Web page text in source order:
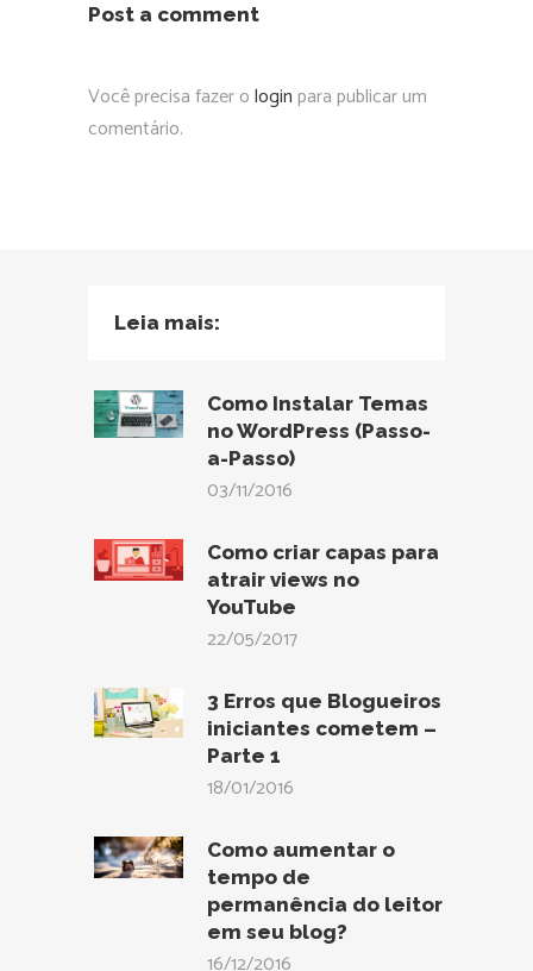
Post a comment
Você precisa fazer ologinpara publicar um
comentário.
Leia mais:
Como Instalar Temas
no WordPress (Passo-
a-Passo)
03/11/2016
Como criar capas para
atrair views no
YouTube
22/05/2017
3 Erros que Blogueiros
iniciantes cometem –
Parte 1
18/01/2016
Como aumentar o
tempo de
permanência do leitor
em seu blog?